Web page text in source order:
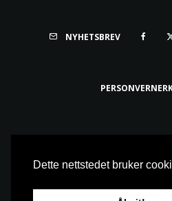
NYHETSBREV
Alle rettigheter reservert •
Dette nettstedet bruker